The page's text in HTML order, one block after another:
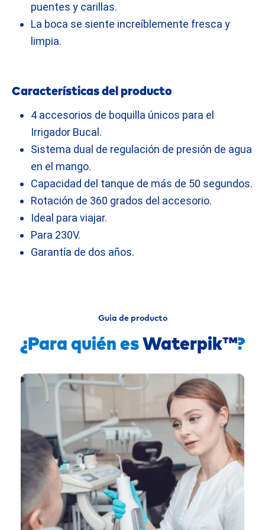
puentes y carillas.
La boca se siente increíblemente fresca y
limpia.
Características del producto
4 accesorios de boquilla únicos para el
Irrigador Bucal.
Sistema dual de regulación de presión de agua
en el mango.
Capacidad del tanque de más de 50 segundos.
Rotación de 360 grados del accesorio.
Ideal para viajar.
Para 230V.
Garantía de dos años.
Guia de producto
¿Para quién es Waterpik™?